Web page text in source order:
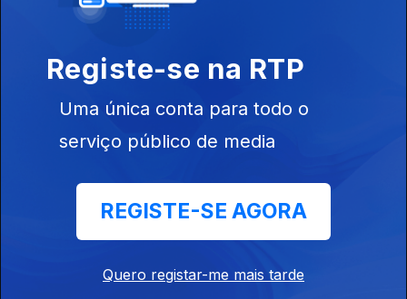
Registe-se na RTP
Uma única conta para todo o
serviço público de media
REGISTE-SE AGORA
Quero registar-me mais tarde